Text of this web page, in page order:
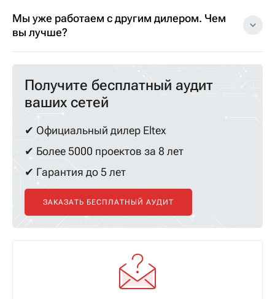
Мы уже работаем с другим дилером. Чем
вы лучше?
Получите бесплатный аудит
ваших сетей
✔ Официальный дилер Eltex
✔ Более 5000 проектов за 8 лет
✔ Гарантия до 5 лет
ЗАКАЗАТЬ БЕСПЛАТНЫЙ АУДИТ